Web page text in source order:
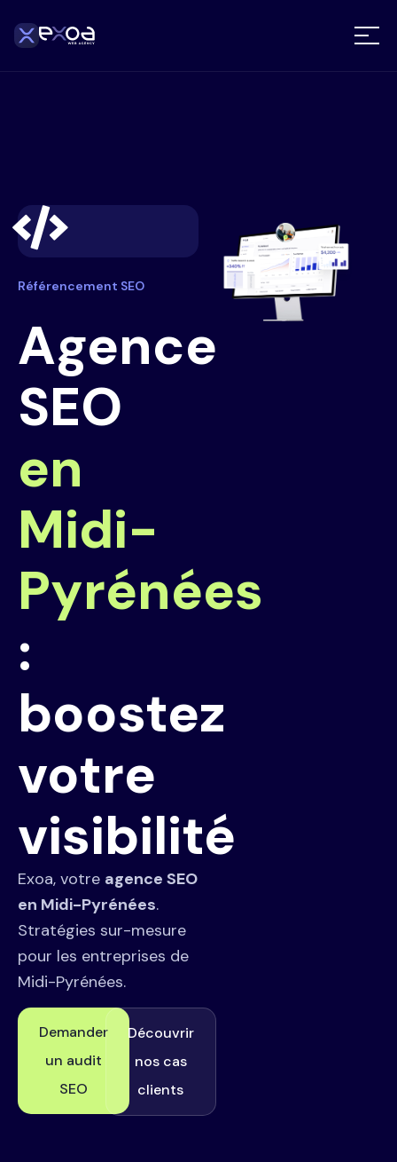
Référencement SEO
Agence
SEO
en
Midi-
Pyrénées
:
boostez
votre
visibilité
Exoa, votre agence SEO
en Midi-Pyrénées.
Stratégies sur-mesure
pour les entreprises de
Midi-Pyrénées.
Demander
un audit
SEO
Découvrir
nos cas
clients